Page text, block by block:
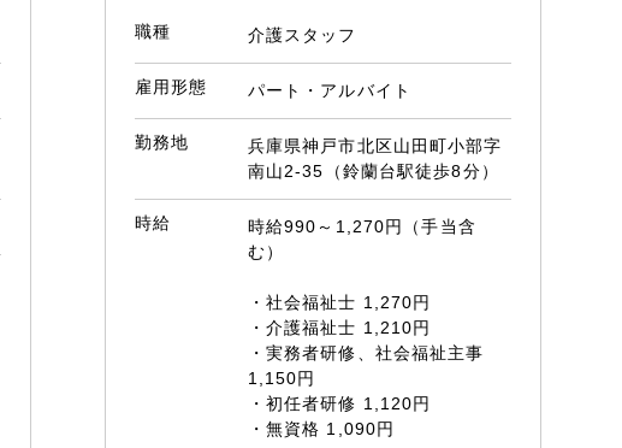
職種 介護スタッフ
雇用形態 パート・アルバイト
勤務地
兵庫県神戸市北区山田町小部字
南山2-35（鈴蘭台駅徒歩8分）
時給
時給990～1,270円（手当含
む）
・社会福祉士 1,270円
・介護福祉士 1,210円
・実務者研修、社会福祉主事
1,150円
・初任者研修 1,120円
・無資格 1,090円